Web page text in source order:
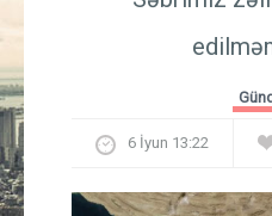
6 İyun 13:22